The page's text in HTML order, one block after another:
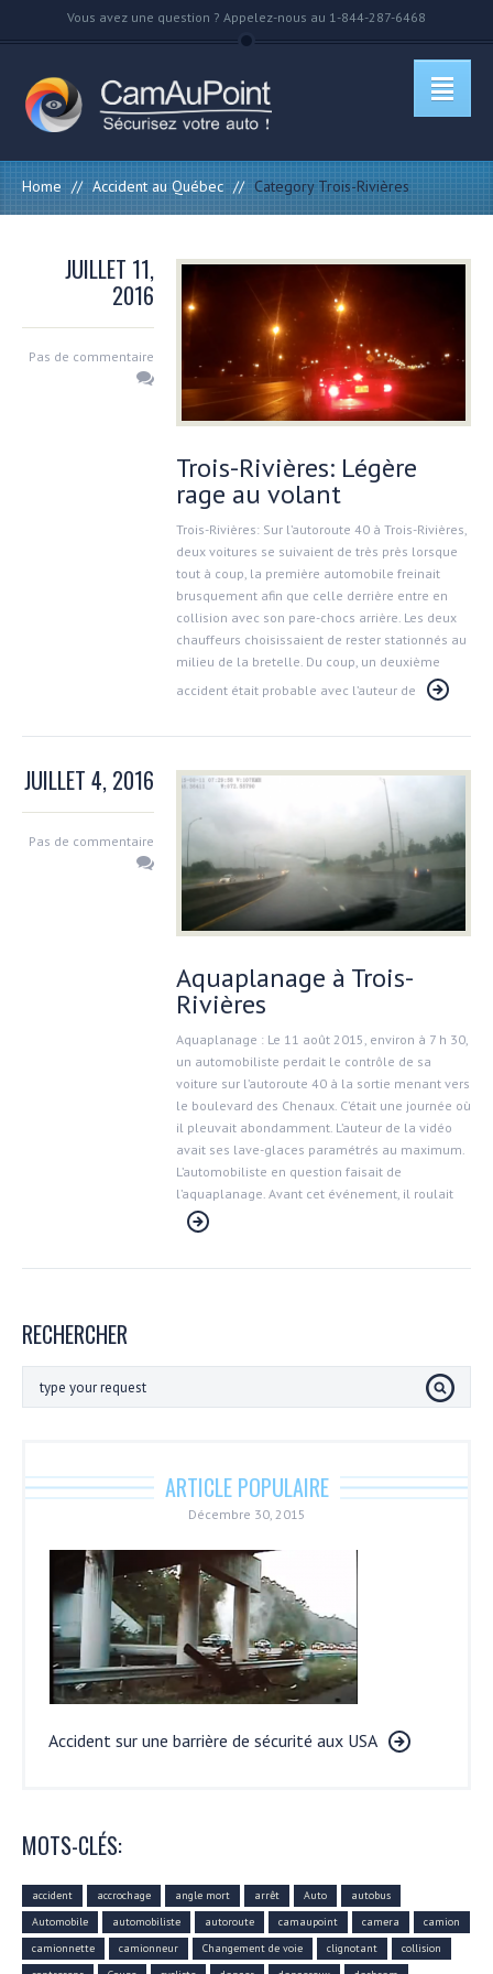
Vous avez une question ? Appelez-nous au 1-844-287-6468
Home // Accident au Québec // Category Trois-Rivières
JUILLET 11,
2016
Pas de commentaire
Trois-Rivières: Légère
rage au volant
Trois-Rivières: Sur l’autoroute 40 à Trois-Rivières,
deux voitures se suivaient de très près lorsque
tout à coup, la première automobile freinait
brusquement afin que celle derrière entre en
collision avec son pare-chocs arrière. Les deux
chauffeurs choisissaient de rester stationnés au
milieu de la bretelle. Du coup, un deuxième
accident était probable avec l’auteur de
JUILLET 4, 2016
Pas de commentaire
Aquaplanage à Trois-
Rivières
Aquaplanage : Le 11 août 2015, environ à 7 h 30,
un automobiliste perdait le contrôle de sa
voiture sur l’autoroute 40 à la sortie menant vers
le boulevard des Chenaux. C’était une journée où
il pleuvait abondamment. L’auteur de la vidéo
avait ses lave-glaces paramétrés au maximum.
L’automobiliste en question faisait de
l’aquaplanage. Avant cet événement, il roulait
RECHERCHER
ARTICLE POPULAIRE
Décembre 30, 2015
Accident sur une barrière de sécurité aux USA
MOTS-CLÉS:
accident accrochage angle mort arrêt Auto
autobus
Automobile
automobiliste autoroute camaupoint camera
camion
camionnette
camionneur Changement de voie clignotant
collision